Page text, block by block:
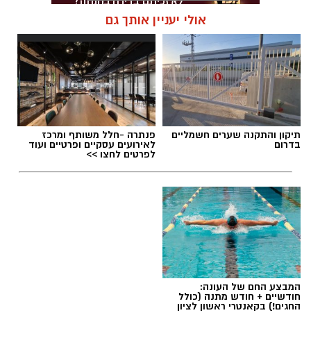
תגים:מכבי ראשון לציון, אור קורלניוס
אולי יעניין אותך גם
תיקון והתקנה שערים חשמליים
בדרום
פנתרה -חלל משותף ומרכז
לאירועים עסקיים ופרטיים ועוד
לפרטים לחצו >>
המבצע החם של העונה:
חודשיים + חודש מתנה (כולל
החגים!) בקאנטרי ראשון לציון